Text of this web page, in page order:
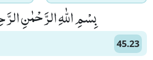
بِسْمِ اللّٰهِ الرَّحْمٰنِ
45.23